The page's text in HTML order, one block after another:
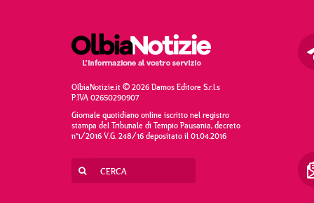
OlbiaNotizie.it © 2026 Damos Editore S.r.l.s
P.IVA 02650290907
Giornale quotidiano online iscritto nel registro
stampa del Tribunale di Tempio Pausania, decreto
n°1/2016 V.G. 248/16 depositato il 01.04.2016